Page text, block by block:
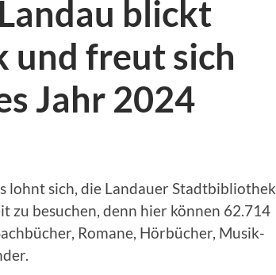
blickt
und freut sich
Jahr 2024
lohnt sich, die Landauer Stadtbibliothek
zu besuchen, denn hier können 62.714
Romane, Hörbücher, Musik-